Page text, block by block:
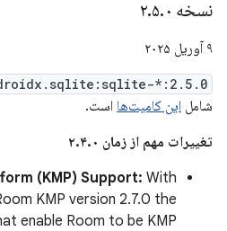
نسخه ۲ .۵.۰
۹ آوریل ۲۰۲۵
*:2.5.0
شامل این کامیت‌ها است.
تغییرات مهم از زمان ۲.۴.۰
(KMP) Support: With
KMP version 2.7.0 the
enable Room to be KMP